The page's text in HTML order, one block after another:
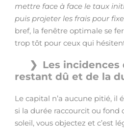
mettre face à face le taux
puis projeter les frais pour
bref, la fenêtre optimale se
trop tôt pour ceux qui
Les incidences
restant dû et de la
Le capital n’a aucune pitié, il
si la durée raccourcit ou fond
soleil, vous objectez et c’est